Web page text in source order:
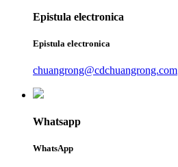
Epistula electronica
Epistula electronica
chuangrong@cdchuangrong.com
Whatsapp
WhatsApp